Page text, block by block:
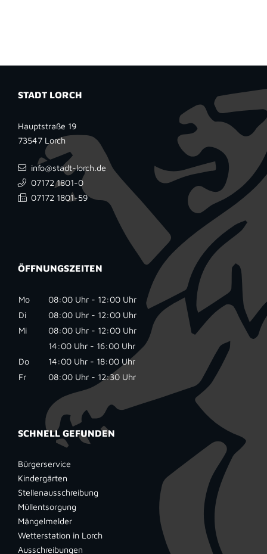
STADT LORCH
Hauptstraße 19
73547 Lorch
info@stadt-lorch.de
07172 1801-0
07172 1801-59
ÖFFNUNGSZEITEN
Mo
08:00 Uhr - 12:00 Uhr
Di
08:00 Uhr - 12:00 Uhr
Mi
08:00 Uhr - 12:00 Uhr
14:00 Uhr - 16:00 Uhr
Do
14:00 Uhr - 18:00 Uhr
Fr
08:00 Uhr - 12:30 Uhr
SCHNELL GEFUNDEN
Bürgerservice
Kindergärten
Stellenausschreibung
Müllentsorgung
Mängelmelder
Wetterstation in Lorch
Ausschreibungen